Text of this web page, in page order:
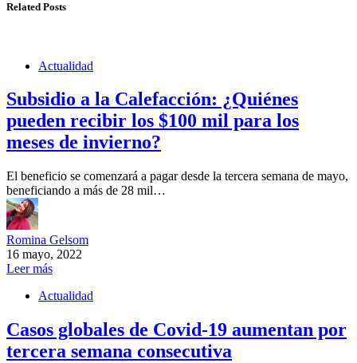
Related Posts
Actualidad
Subsidio a la Calefacción: ¿Quiénes
pueden recibir los $100 mil para los
meses de invierno?
El beneficio se comenzará a pagar desde la tercera semana de mayo,
beneficiando a más de 28 mil…
Romina Gelsom
16 mayo, 2022
Leer más
Actualidad
Casos globales de Covid-19 aumentan por
tercera semana consecutiva